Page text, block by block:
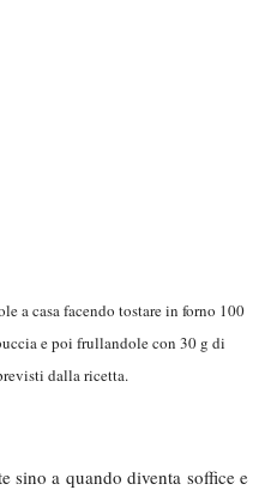
a casa facendo tostare in forno 100
e poi frullandole con 30 g di
dalla ricetta.
sino a quando diventa soffice e